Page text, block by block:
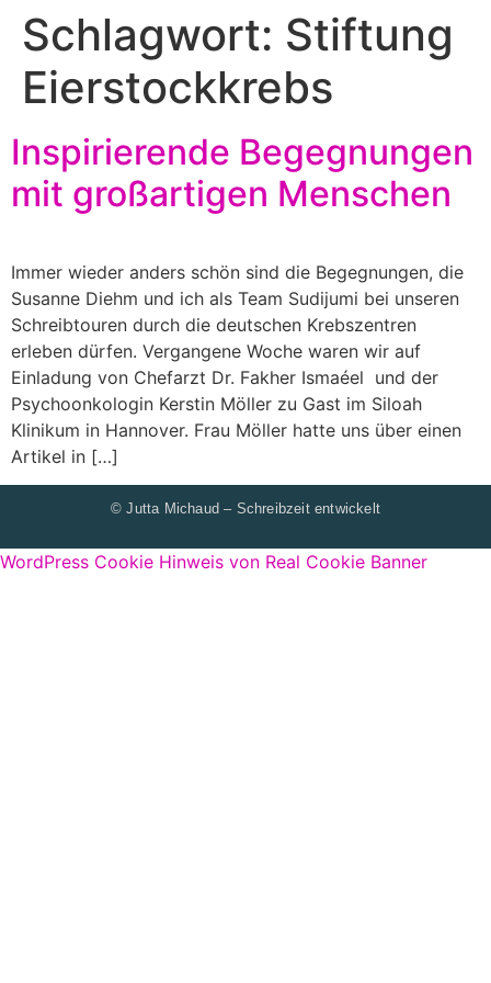
Schlagwort: Stiftung
Eierstockkrebs
Inspirierende Begegnungen
mit großartigen Menschen
Immer wieder anders schön sind die Begegnungen, die
Susanne Diehm und ich als Team Sudijumi bei unseren
Schreibtouren durch die deutschen Krebszentren
erleben dürfen. Vergangene Woche waren wir auf
Einladung von Chefarzt Dr. Fakher Ismaéel und der
Psychoonkologin Kerstin Möller zu Gast im Siloah
Klinikum in Hannover. Frau Möller hatte uns über einen
Artikel in […]
© Jutta Michaud – Schreibzeit entwickelt
WordPress Cookie Hinweis von Real Cookie Banner